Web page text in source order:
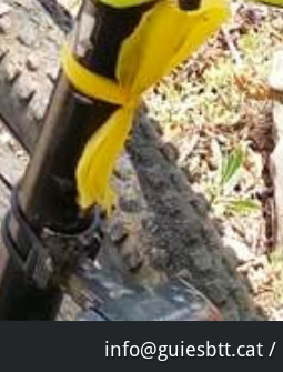
info@guiesbtt.cat /